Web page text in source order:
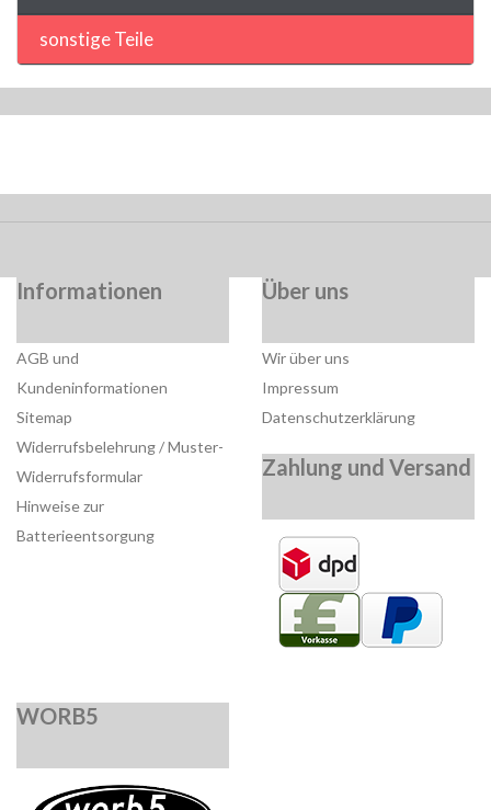
sonstige Teile
Informationen
AGB und
Kundeninformationen
Sitemap
Widerrufsbelehrung / Muster-
Widerrufsformular
Hinweise zur
Batterieentsorgung
Über uns
Wir über uns
Impressum
Datenschutzerklärung
Zahlung und Versand
WORB5